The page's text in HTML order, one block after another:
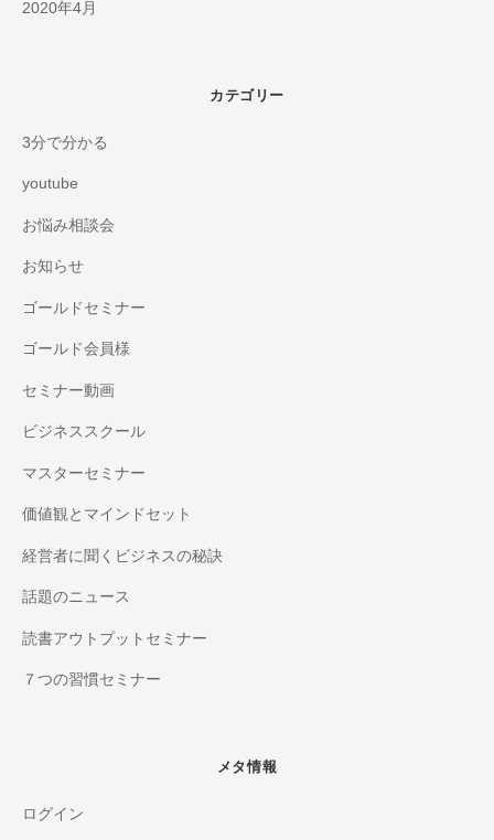
2020年4月
カテゴリー
3分で分かる
youtube
お悩み相談会
お知らせ
ゴールドセミナー
ゴールド会員様
セミナー動画
ビジネススクール
マスターセミナー
価値観とマインドセット
経営者に聞くビジネスの秘訣
話題のニュース
読書アウトプットセミナー
７つの習慣セミナー
メタ情報
ログイン